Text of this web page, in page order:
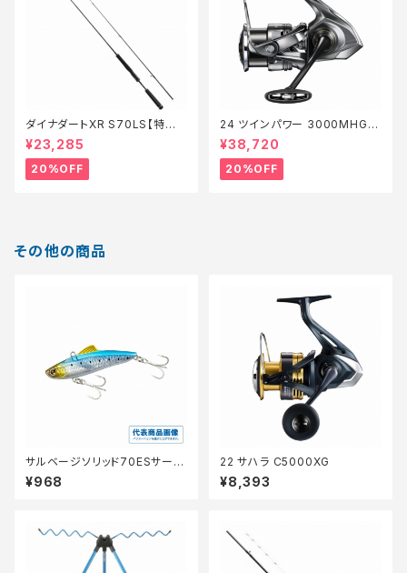
ダイナダートXR S70LS【特価
ロッド】【20】
¥23,285
20%OFF
24 ツインパワー 3000MHG
【特価リール】【20】
¥38,720
20%OFF
その他の商品
サルベージソリッド70ESサーフ
エディションXG−V70V
¥968
22 サハラ C5000XG
¥8,393